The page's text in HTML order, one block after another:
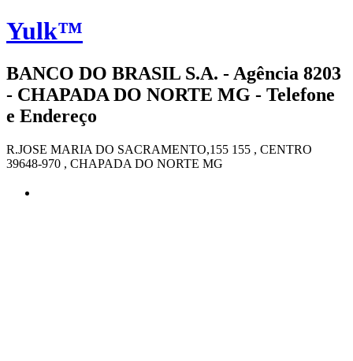
Yulk™
BANCO DO BRASIL S.A. - Agência 8203
- CHAPADA DO NORTE MG - Telefone
e Endereço
R.JOSE MARIA DO SACRAMENTO,155 155 , CENTRO
39648-970 , CHAPADA DO NORTE MG